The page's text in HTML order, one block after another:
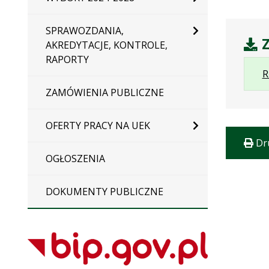
SPRAWOZDANIA,
AKREDYTACJE, KONTROLE,
RAPORTY
ZAMÓWIENIA PUBLICZNE
OFERTY PRACY NA UEK
OGŁOSZENIA
DOKUMENTY PUBLICZNE